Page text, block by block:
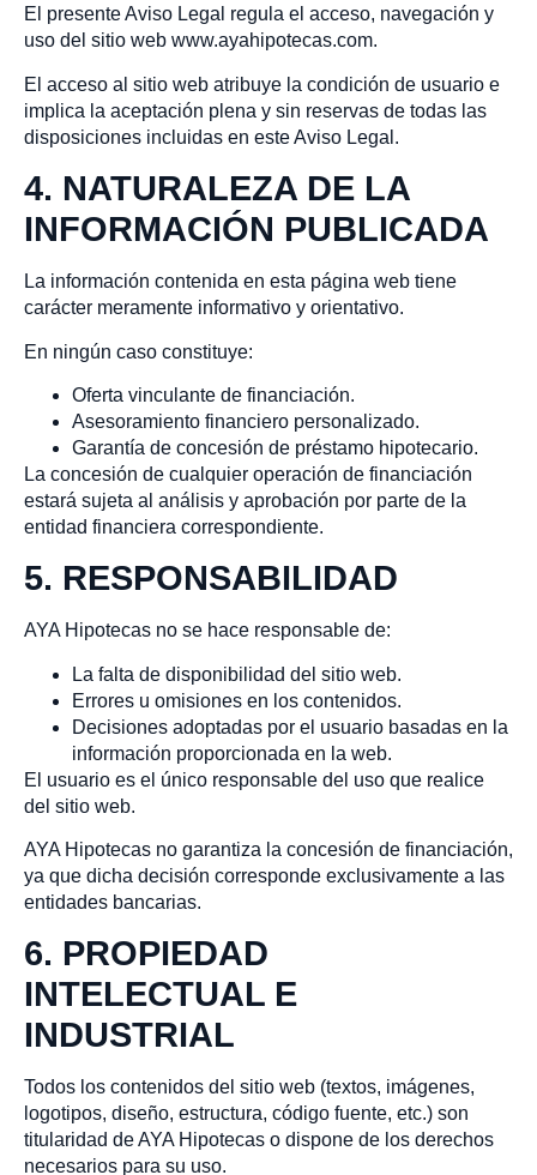
El presente Aviso Legal regula el acceso, navegación y
uso del sitio web www.ayahipotecas.com.
El acceso al sitio web atribuye la condición de usuario e
implica la aceptación plena y sin reservas de todas las
disposiciones incluidas en este Aviso Legal.
4. NATURALEZA DE LA
INFORMACIÓN PUBLICADA
La información contenida en esta página web tiene
carácter meramente informativo y orientativo.
En ningún caso constituye:
Oferta vinculante de financiación.
Asesoramiento financiero personalizado.
Garantía de concesión de préstamo hipotecario.
La concesión de cualquier operación de financiación
estará sujeta al análisis y aprobación por parte de la
entidad financiera correspondiente.
5. RESPONSABILIDAD
AYA Hipotecas no se hace responsable de:
La falta de disponibilidad del sitio web.
Errores u omisiones en los contenidos.
Decisiones adoptadas por el usuario basadas en la
información proporcionada en la web.
El usuario es el único responsable del uso que realice
del sitio web.
AYA Hipotecas no garantiza la concesión de financiación,
ya que dicha decisión corresponde exclusivamente a las
entidades bancarias.
6. PROPIEDAD
INTELECTUAL E
INDUSTRIAL
Todos los contenidos del sitio web (textos, imágenes,
logotipos, diseño, estructura, código fuente, etc.) son
titularidad de AYA Hipotecas o dispone de los derechos
necesarios para su uso.